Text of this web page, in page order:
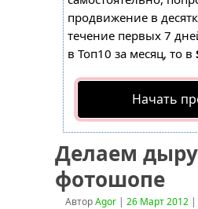
продвижение в
течение первых 7
в Топ10 за месяц, то в
Начать
Делаем
фотошопе
АвторAgor | 26 Март 2012 |